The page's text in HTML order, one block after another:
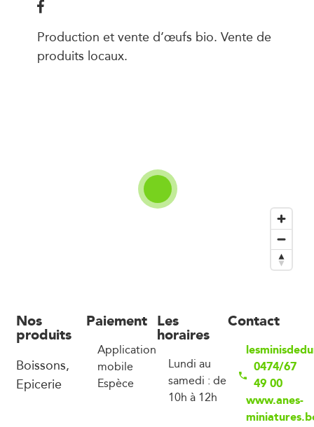
Production et vente d’œufs bio. Vente de
produits locaux.
Nos
produits
Boissons,
Epicerie
Paiement
Application
mobile
Espèce
Les
horaires
Lundi au
samedi : de
10h à 12h
Contact
0474/67
49 00
www.anes-